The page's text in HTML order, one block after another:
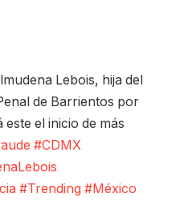
Lebois, hija del
de Barrientos por
el inicio de más
#CDMX
#Trending #México